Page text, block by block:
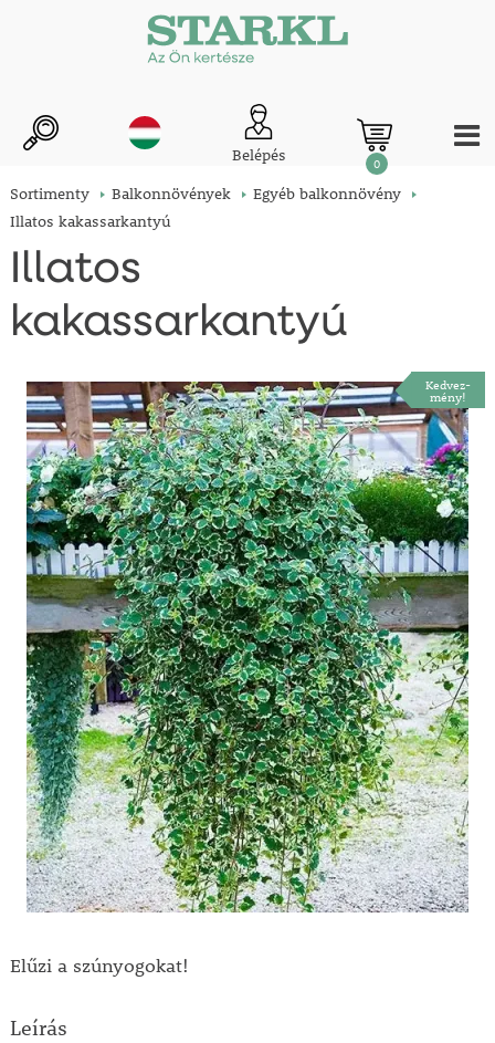
Belépés 0
Sortimenty Balkonnövények
Egyéb balkonnövény
Illatos kakassarkantyú
Illatos
kakassarkantyú
Kedvez-
mény!
Elűzi a szúnyogokat!
Leírás